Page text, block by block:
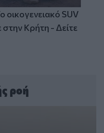
SUV
Κρήτη - Δείτε
ροή